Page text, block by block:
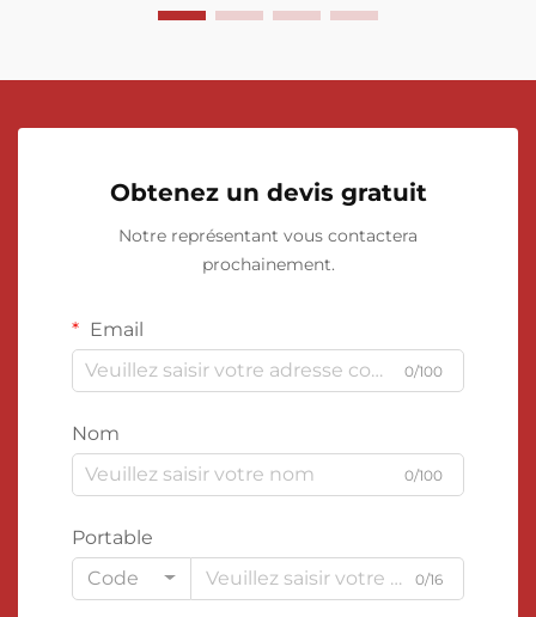
Obtenez un devis gratuit
Notre représentant vous contactera
prochainement.
Email
0/100
Nom
0/100
Portable
Code
0/16